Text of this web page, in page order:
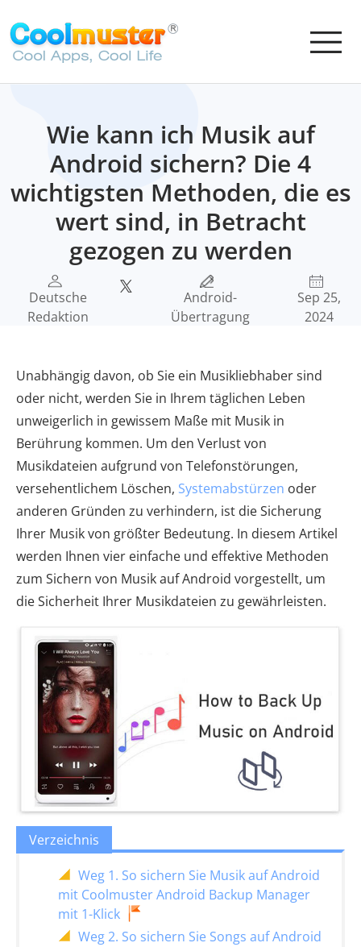
Wie kann ich Musik auf
Android sichern? Die 4
wichtigsten Methoden, die es
wert sind, in Betracht
gezogen zu werden
Deutsche
Redaktion
Android-
Übertragung
Sep 25,
2024
Unabhängig davon, ob Sie ein Musikliebhaber sind
oder nicht, werden Sie in Ihrem täglichen Leben
unweigerlich in gewissem Maße mit Musik in
Berührung kommen. Um den Verlust von
Musikdateien aufgrund von Telefonstörungen,
versehentlichem Löschen, Systemabstürzen oder
anderen Gründen zu verhindern, ist die Sicherung
Ihrer Musik von größter Bedeutung. In diesem Artikel
werden Ihnen vier einfache und effektive Methoden
zum Sichern von Musik auf Android vorgestellt, um
die Sicherheit Ihrer Musikdateien zu gewährleisten.
Verzeichnis
Weg 1. So sichern Sie Musik auf Android
mit Coolmuster Android Backup Manager
mit 1-Klick
Weg 2. So sichern Sie Songs auf Android